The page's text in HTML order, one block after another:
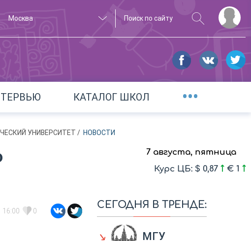
Москва
КАТАЛОГ ШКОЛ •••
УНИВЕРСИТЕТ / НОВОСТИ
16:00 0
7 августа, пятница
Курс ЦБ: $ 0,87
€ 1
СЕГОДНЯ В ТРЕНДЕ:
↘ МГУ